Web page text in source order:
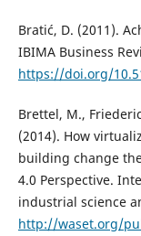
Bratić, D. (2011).
IBIMA Business
https://doi.org/
Brettel, M.,
(2014). How
building change
4.0 Perspective.
industrial science
http://waset.org/